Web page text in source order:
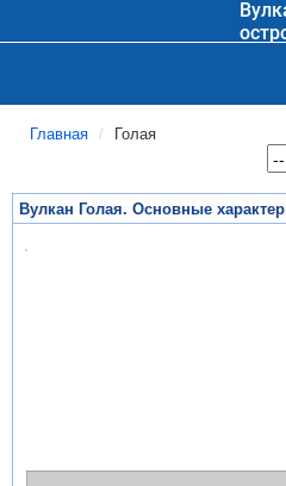
Главная Голая
Вулкан Голая. Основные